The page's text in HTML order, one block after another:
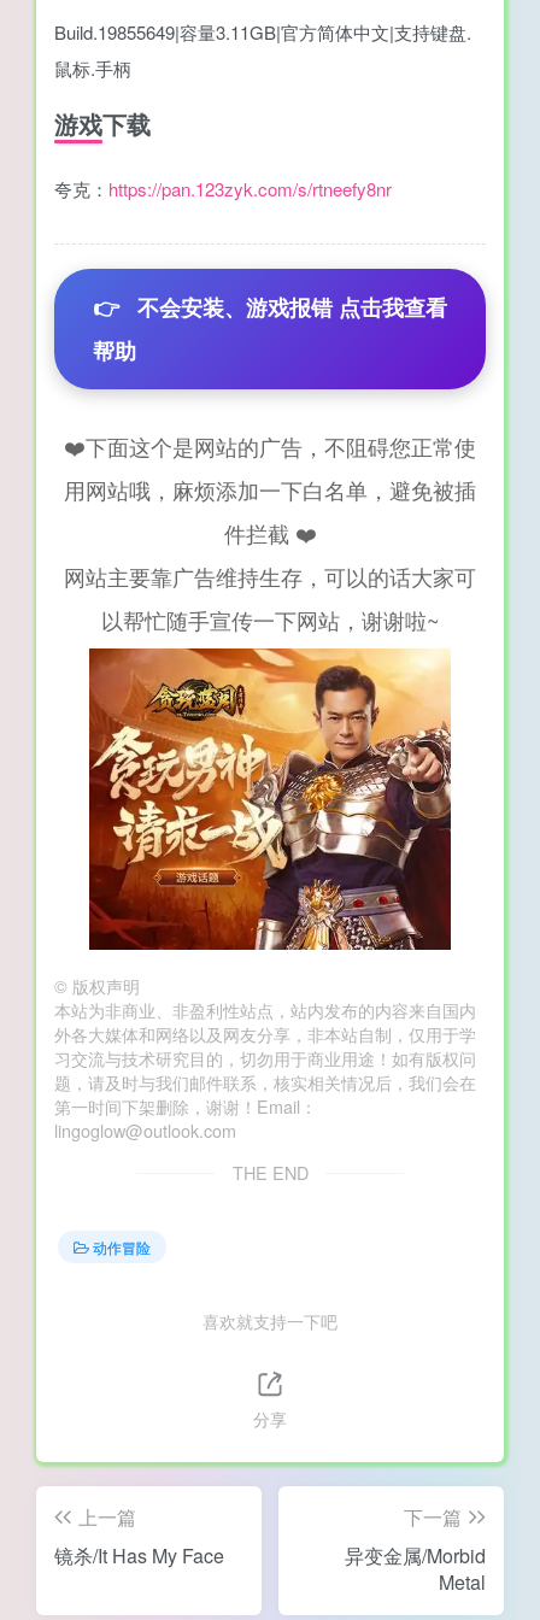
Build.19855649|容量3.11GB|官方简体中文|支持键盘.
鼠标.手柄
游戏下载
夸克： https://pan.123zyk.com/s/rtneefy8nr
👉 不会安装、游戏报错 点击我查看
帮助
❤️下面这个是网站的广告，不阻碍您正常使
用网站哦，麻烦添加一下白名单，避免被插
件拦截 ❤️
网站主要靠广告维持生存，可以的话大家可
以帮忙随手宣传一下网站，谢谢啦~
© 版权声明
本站为非商业、非盈利性站点，站内发布的内容来自国内
外各大媒体和网络以及网友分享，非本站自制，仅用于学
习交流与技术研究目的，切勿用于商业用途！如有版权问
题，请及时与我们邮件联系，核实相关情况后，我们会在
第一时间下架删除，谢谢！Email：
lingoglow@outlook.com
THE END
动作冒险
喜欢就支持一下吧
分享
上一篇
镜杀/It Has My Face
下一篇
异变金属/Morbid
Metal